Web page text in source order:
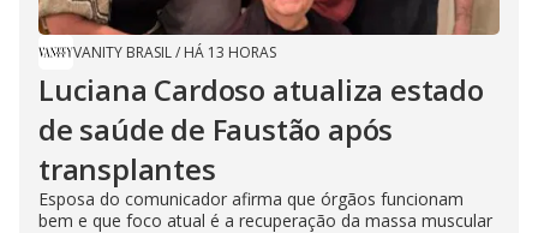
VANITY BRASIL/ HÁ 13 HORAS
Luciana Cardoso atualiza estado
de saúde de Faustão após
transplantes
Esposa do comunicador afirma que órgãos funcionam
bem e que foco atual é a recuperação da massa muscular